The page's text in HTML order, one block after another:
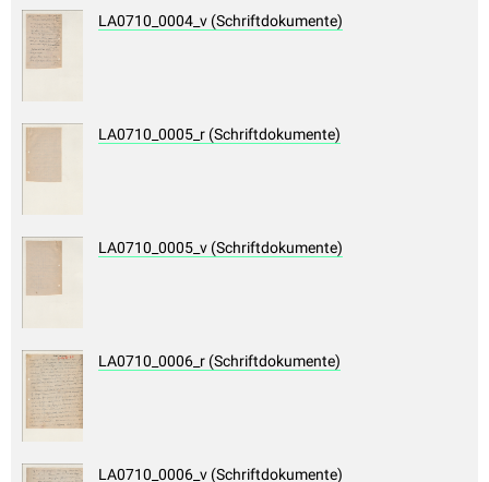
LA0710_0004_v (Schriftdokumente)
LA0710_0005_r (Schriftdokumente)
LA0710_0005_v (Schriftdokumente)
LA0710_0006_r (Schriftdokumente)
LA0710_0006_v (Schriftdokumente)